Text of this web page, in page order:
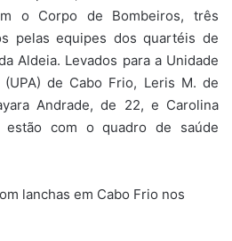
o Corpo de Bombeiros, três
pelas equipes dos quartéis de
Aldeia. Levados para a Unidade
de Cabo Frio, Leris M. de
Andrade, de 22, e Carolina
estão com o quadro de saúde
lanchas em Cabo Frio nos